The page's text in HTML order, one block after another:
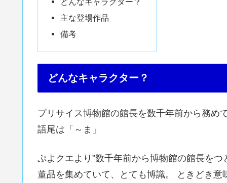
主な登場作品
備考
どんなキャラクター？
プリサイス博物館の館長を数千年前から務め
語尾は「～ま」
ぷよクエより”数千年前から博物館の館長を
董品を集めていて、とても博識。 ときどき